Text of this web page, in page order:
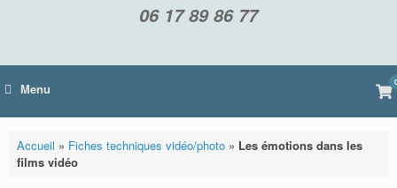
06 17 89 86 77
Menu 0
Accueil » Fiches techniques vidéo/photo» Les émotions dans les
films vidéo